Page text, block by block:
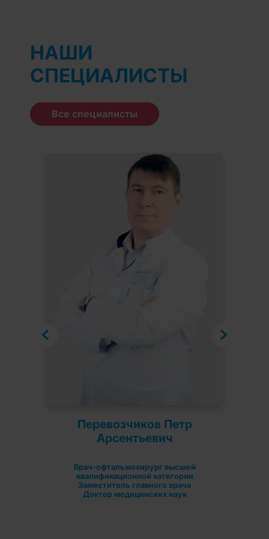
НАШИ
СПЕЦИАЛИСТЫ
Все специалисты
Перевозчиков Петр
Арсентьевич
Врач-офтальмохирург высшей
квалификационной категории
Заместитель главного врача
Доктор медицинских наук